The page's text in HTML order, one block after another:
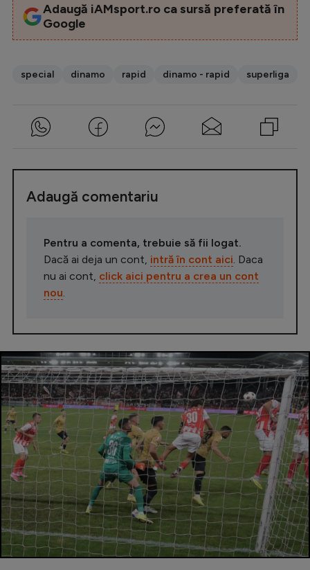
Adaugă iAMsport.ro ca sursă preferată în
Google
special dinamo rapid dinamo - rapid superliga
Adaugă comentariu
Pentru a comenta, trebuie să fii logat.
Dacă ai deja un cont, intră în cont aici. Daca
nu ai cont, click aici pentru a crea un cont
nou.